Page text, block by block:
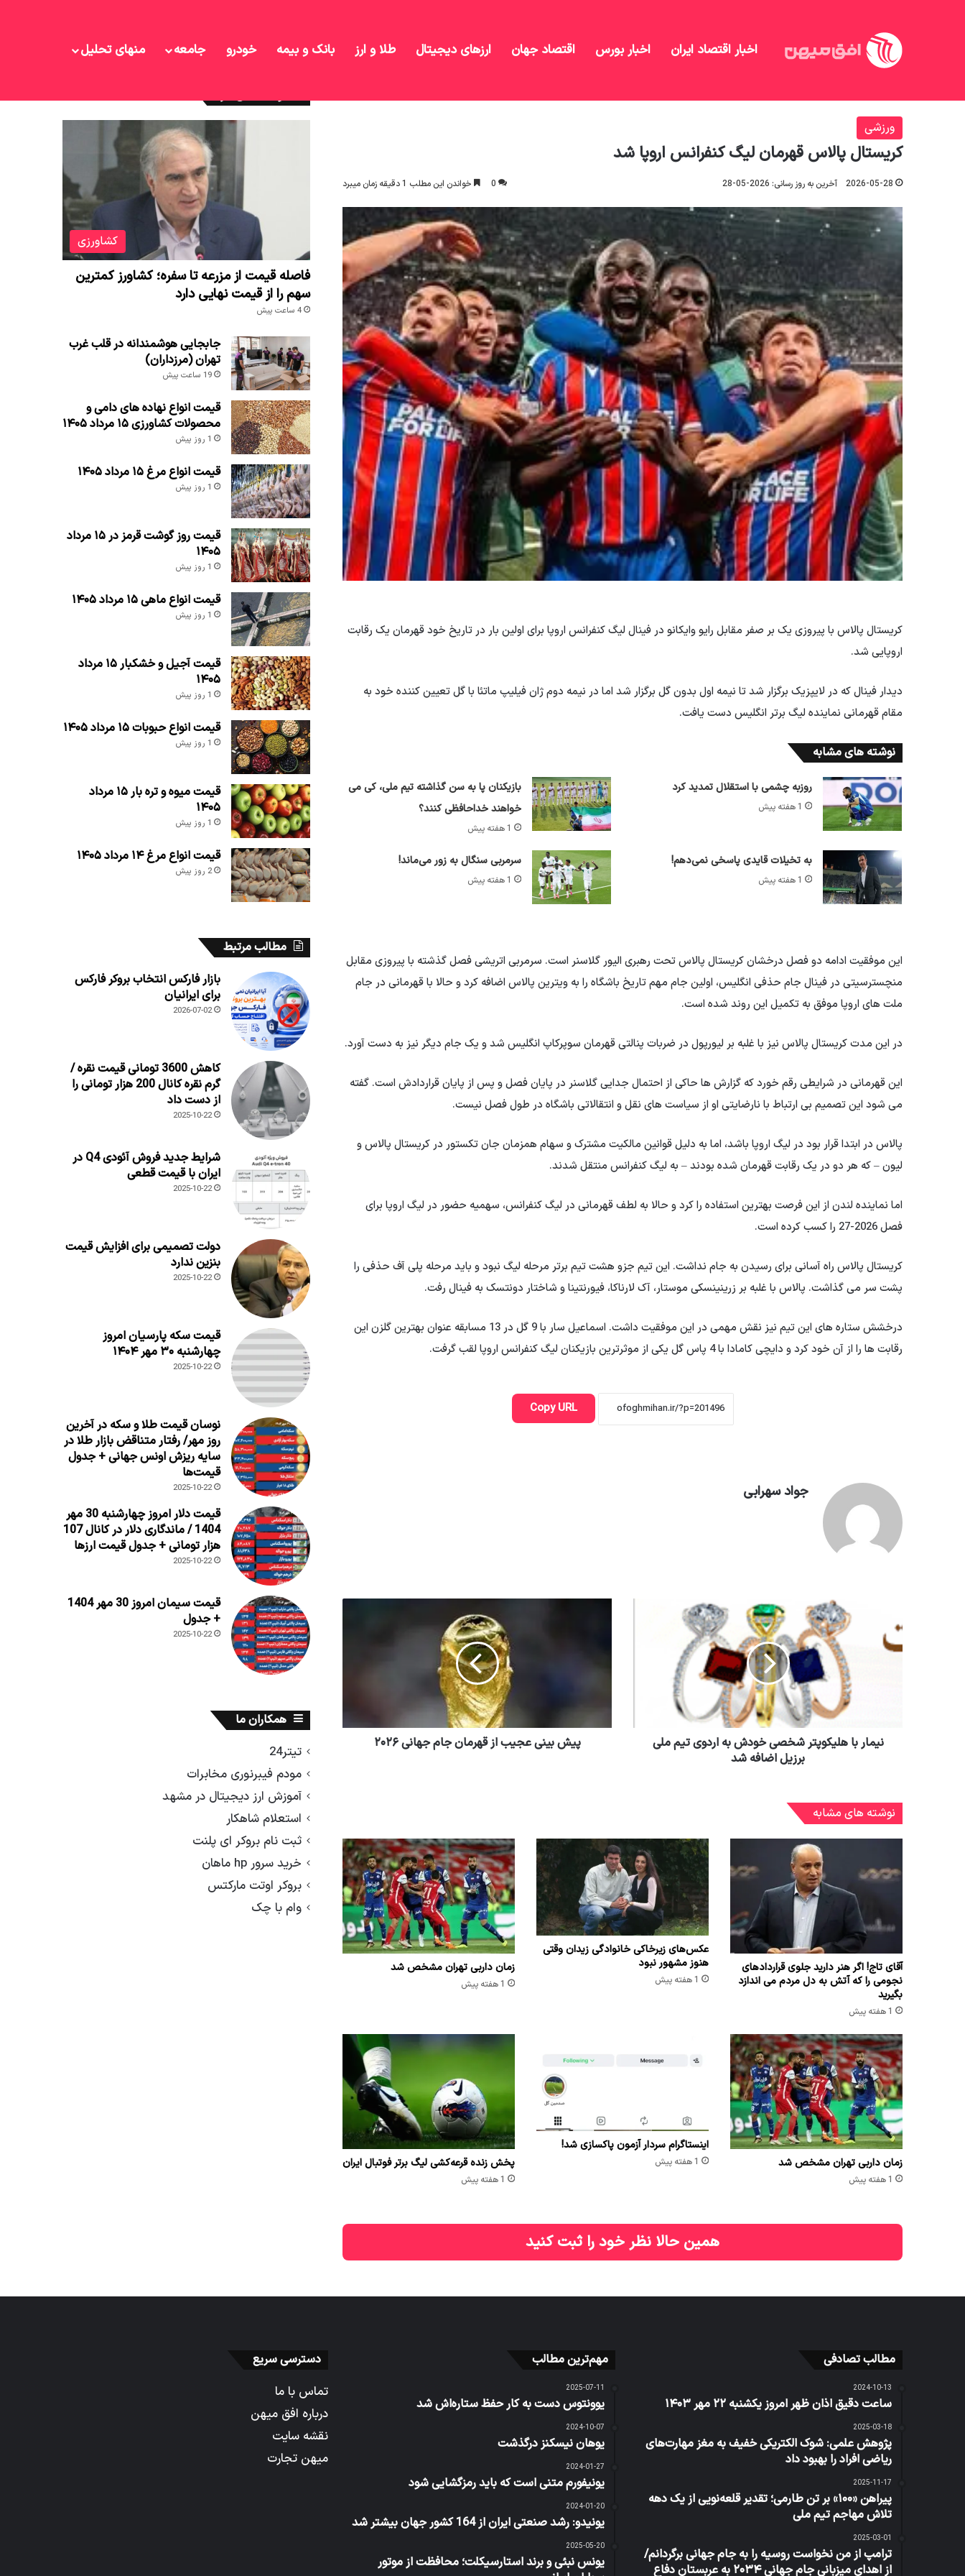
اخبار اقتصاد ایران اخبار بورس اقتصاد جهان ارزهای دیجیتال طلا و ارز بانک و بیمه خودرو جامعه منهای تحلیل
ورزشی
کریستال پالاس قهرمان لیگ کنفرانس اروپا شد
2026-05-28 آخرین به روز رسانی: 2026-05-28 0 خواندن این مطلب 1 دقیقه زمان میبرد
کریستال پالاس با پیروزی یک بر صفر مقابل رایو وایکانو در فینال لیگ کنفرانس اروپا برای اولین بار در تاریخ خود قهرمان یک رقابت
اروپایی شد.
دیدار فینال که در لایپزیک برگزار شد تا نیمه اول بدون گل برگزار شد اما در نیمه دوم ژان فیلیپ ماتئا با گل تعیین کننده خود به
مقام قهرمانی نماینده لیگ برتر انگلیس دست یافت.
نوشته های مشابه
روزبه چشمی با استقلال تمدید کرد
1 هفته پیش
بازیکنان پا به سن گذاشته تیم ملی، کی می
خواهند خداحافظی کنند؟
1 هفته پیش
به تخیلات قایدی پاسخی نمی‌دهم!
1 هفته پیش
سرمربی سنگال به زور می‌ماند!
1 هفته پیش
این موفقیت ادامه دو فصل درخشان کریستال پالاس تحت رهبری الیور گلاسنر است. سرمربی اتریشی فصل گذشته با پیروزی مقابل
منچسترسیتی در فینال جام حذفی انگلیس، اولین جام مهم تاریخ باشگاه را به ویترین پالاس اضافه کرد و حالا با قهرمانی در جام
ملت های اروپا موفق به تکمیل این روند شده است.
در این مدت کریستال پالاس نیز با غلبه بر لیورپول در ضربات پنالتی قهرمان سوپرکاپ انگلیس شد و یک جام دیگر نیز به دست آورد.
این قهرمانی در شرایطی رقم خورد که گزارش ها حاکی از احتمال جدایی گلاسنر در پایان فصل و پس از پایان قراردادش است. گفته
می شود این تصمیم بی ارتباط با نارضایتی او از سیاست های نقل و انتقالاتی باشگاه در طول فصل نیست.
پالاس در ابتدا قرار بود در لیگ اروپا باشد، اما به دلیل قوانین مالکیت مشترک و سهام همزمان جان تکستور در کریستال پالاس و
لیون – که هر دو در یک رقابت قهرمان شده بودند – به لیگ کنفرانس منتقل شدند.
اما نماینده لندن از این فرصت بهترین استفاده را کرد و حالا به لطف قهرمانی در لیگ کنفرانس، سهمیه حضور در لیگ اروپا برای
فصل 2026-27 را کسب کرده است.
کریستال پالاس راه آسانی برای رسیدن به جام نداشت. این تیم جزو هشت تیم برتر مرحله لیگ نبود و باید مرحله پلی آف حذفی را
پشت سر می گذاشت. پالاس با غلبه بر زرینینسکی موستار، آک لارناکا، فیورنتینا و شاختار دونتسک به فینال رفت.
درخشش ستاره های این تیم نیز نقش مهمی در این موفقیت داشت. اسماعیل سار با 9 گل در 13 مسابقه عنوان بهترین گلزن این
رقابت ها را از آن خود کرد و دایچی کامادا با 4 پاس گل یکی از موثرترین بازیکنان لیگ کنفرانس اروپا لقب گرفت.
Copy URL
جواد سهرابی
نیمار با هلیکوپتر شخصی خودش به اردوی تیم ملی
برزیل اضافه شد
پیش بینی عجیب از قهرمان جام جهانی ۲۰۲۶
نوشته های مشابه
آقای تاج! اگر هنر دارید جلوی قراردادهای
نجومی را که آتش به دل مردم می اندازد
بگیرید
1 هفته پیش
عکس‌های زیرخاکی خانوادگی زیدان وقتی
هنوز مشهور نبود
1 هفته پیش
زمان داربی تهران مشخص شد
1 هفته پیش
زمان داربی تهران مشخص شد
1 هفته پیش
اینستاگرام سردار آزمون پاکسازی شد!
1 هفته پیش پخش زنده قرعه‌کشی لیگ برتر فوتبال ایران
1 هفته پیش
همین حالا نظر خود را ثبت کنید
کشاورزی
فاصله قیمت از مزرعه تا سفره؛ کشاورز کمترین
سهم را از قیمت نهایی دارد
4 ساعت پیش
جابجایی هوشمندانه در قلب غرب
تهران (مرزداران)
19 ساعت پیش
قیمت انواع نهاده های دامی و
محصولات کشاورزی ۱۵ مرداد ۱۴۰۵
1 روز پیش
قیمت انواع مرغ ۱۵ مرداد ۱۴۰۵
1 روز پیش
قیمت روز گوشت قرمز در ۱۵ مرداد
۱۴۰۵
1 روز پیش
قیمت انواع ماهی ۱۵ مرداد ۱۴۰۵
1 روز پیش
قیمت آجیل و خشکبار ۱۵ مرداد
۱۴۰۵
1 روز پیش
قیمت انواع حبوبات ۱۵ مرداد ۱۴۰۵
1 روز پیش
قیمت میوه و تره بار ۱۵ مرداد
۱۴۰۵
1 روز پیش
قیمت انواع مرغ ۱۴ مرداد ۱۴۰۵
2 روز پیش
مطالب مرتبط
بازار فارکس انتخاب بروکر فارکس
برای ایرانیان
2026-07-02
کاهش 3600 تومانی قیمت نقره /
گرم نقره کانال 200 هزار تومانی را
از دست داد
2025-10-22
شرایط جدید فروش آئودی Q4 در
ایران با قیمت قطعی
2025-10-22
دولت تصمیمی برای افزایش قیمت
بنزین ندارد
2025-10-22
قیمت سکه پارسیان امروز
چهارشنبه ۳۰ مهر ۱۴۰۴
2025-10-22
نوسان قیمت طلا و سکه در آخرین
روز مهر/ رفتار متناقض بازار طلا در
سایه ریزش اونس جهانی + جدول
قیمت‌ها
2025-10-22
قیمت دلار امروز چهارشنبه 30 مهر
1404 / ماندگاری دلار در کانال 107
هزار تومانی + جدول قیمت ارزها
2025-10-22
قیمت سیمان امروز 30 مهر 1404
+ جدول
2025-10-22
همکاران ما
تیتر24
مودم فیبرنوری مخابرات
آموزش ارز دیجیتال در مشهد
استعلام شاهکار
ثبت نام بروکر ای پلنت
خرید سرور hp ماهان
بروکر اوتت مارکتس
وام با چک
مطالب تصادفی
2024-10-13
ساعت دقیق اذان ظهر امروز یکشنبه ۲۲ مهر ۱۴۰۳
2025-03-18
پژوهش علمی: شوک الکتریکی خفیف به مغز مهارت‌های
ریاضی افراد را بهبود داد
2025-11-17
پیراهن «۱۰۰» بر تن طارمی؛ تقدیر قلعه‌نویی از یک دهه
تلاش مهاجم تیم ملی
2025-03-01
ترامپ از من نخواست روسیه را به جام جهانی برگردانم/
از اهدای میزبانی جام جهانی ۲۰۳۴ به عربستان دفاع
مهم‌ترین مطالب
2025-07-11
یوونتوس دست به کار حفظ ستاره‌اش شد
2024-10-07
یوهان نیسکنز درگذشت
2024-01-27
یونیفورم متنی است که باید رمزگشایی شود
2024-01-20
یونیدو: رشد صنعتی ایران از 164 کشور جهان بیشتر شد
2025-05-20
یونس نبئی و برند استارسیکلت؛ محافظت از موتور
دسترسی سریع
تماس با ما
درباره افق میهن
نقشه سایت
میهن تجارت